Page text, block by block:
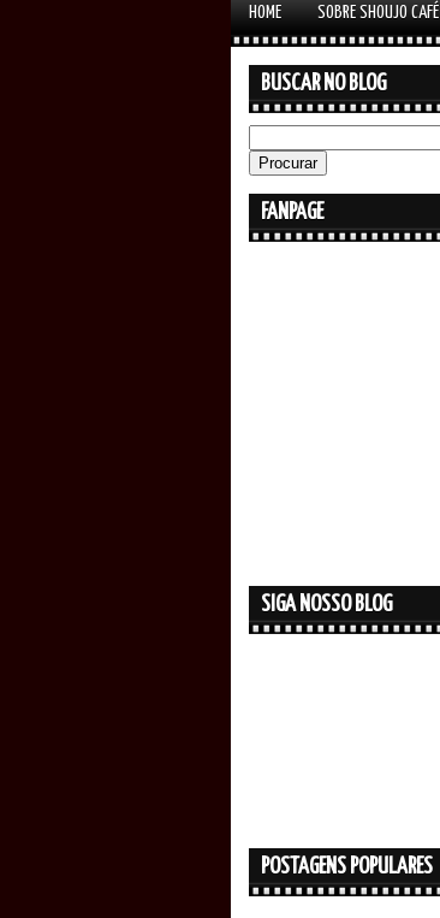
HOME SOBRE SHOUJO CAFÉ
BUSCAR NO BLOG
FANPAGE
SIGA NOSSO BLOG
POSTAGENS POPULARES